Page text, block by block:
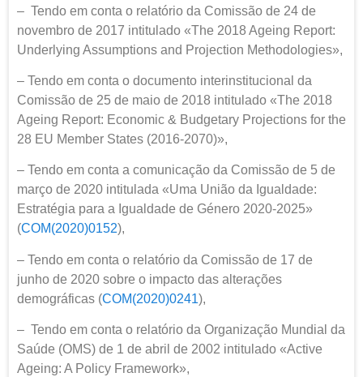
– Tendo em conta o relatório da Comissão de 24 de
novembro de 2017 intitulado «The 2018 Ageing Report:
Underlying Assumptions and Projection Methodologies»,
– Tendo em conta o documento interinstitucional da
Comissão de 25 de maio de 2018 intitulado «The 2018
Ageing Report: Economic & Budgetary Projections for the
28 EU Member States (2016-2070)»,
– Tendo em conta a comunicação da Comissão de 5 de
março de 2020 intitulada «Uma União da Igualdade:
Estratégia para a Igualdade de Género 2020-2025»
(COM(2020)0152),
– Tendo em conta o relatório da Comissão de 17 de
junho de 2020 sobre o impacto das alterações
demográficas (COM(2020)0241),
– Tendo em conta o relatório da Organização Mundial da
Saúde (OMS) de 1 de abril de 2002 intitulado «Active
Ageing: A Policy Framework»,